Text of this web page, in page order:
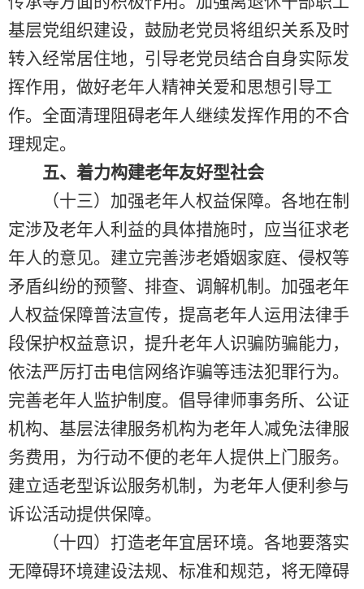
基层党组织建设，鼓励老党员将组织关系及时
转入经常居住地，引导老党员结合自身实际发
挥作用，做好老年人精神关爱和思想引导工
作。全面清理阻碍老年人继续发挥作用的不合
理规定。
五、着力构建老年友好型社会
（十三）加强老年人权益保障。各地在制
定涉及老年人利益的具体措施时，应当征求老
年人的意见。建立完善涉老婚姻家庭、侵权等
矛盾纠纷的预警、排查、调解机制。加强老年
人权益保障普法宣传，提高老年人运用法律手
段保护权益意识，提升老年人识骗防骗能力，
依法严厉打击电信网络诈骗等违法犯罪行为。
完善老年人监护制度。倡导律师事务所、公证
机构、基层法律服务机构为老年人减免法律服
务费用，为行动不便的老年人提供上门服务。
建立适老型诉讼服务机制，为老年人便利参与
诉讼活动提供保障。
（十四）打造老年宜居环境。各地要落实
无障碍环境建设法规、标准和规范，将无障碍